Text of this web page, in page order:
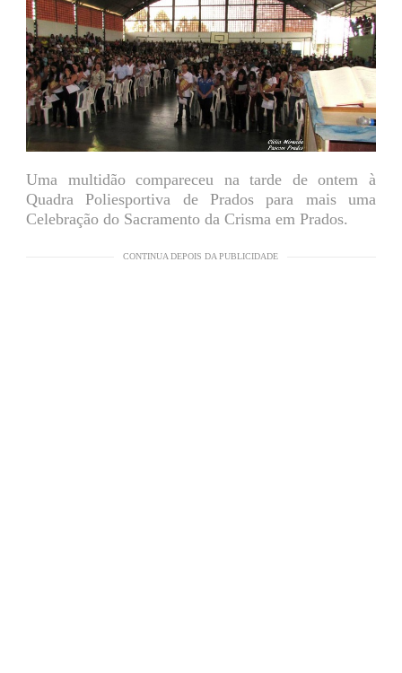
Uma multidão compareceu na tarde de ontem à
Quadra Poliesportiva de Prados para mais uma
Celebração do Sacramento da Crisma em Prados.
CONTINUA DEPOIS DA PUBLICIDADE